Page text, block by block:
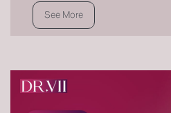
See More